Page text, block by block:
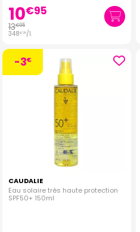
10€95
13€95
348€75/l.
-3€
CAUDALIE
Eau solaire très haute protection
SPF50+ 150ml